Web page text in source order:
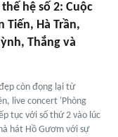
hệ số 2: Cuộc
Tiến, Hà Trần,
Thắng và
còn đọng lại từ
live concert 'Phòng
tục với số thứ 2 vào lúc
hát Hồ Gươm với sự